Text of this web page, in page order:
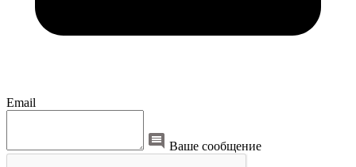
Email
Ваше сообщение